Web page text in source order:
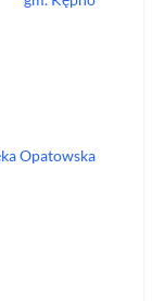
Opatowska